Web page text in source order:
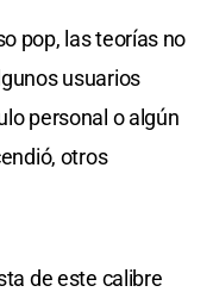
pop, las teorías no
usuarios
personal o algún
otros
de este calibre